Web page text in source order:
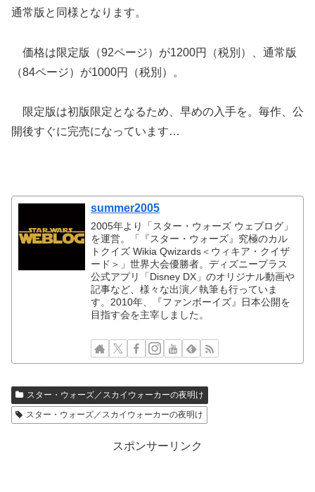
通常版と同様となります。
価格は限定版（92ページ）が1200円（税別）、通常版
（84ページ）が1000円（税別）。
限定版は初版限定となるため、早めの入手を。毎作、公
開後すぐに完売になっています…
summer2005
2005年より「スター・ウォーズ ウェブログ」
を運営。「『スター・ウォーズ』究極のカル
トクイズ Wikia Qwizards＜ウィキア・クイザ
ード＞」世界大会優勝者。ディズニープラス
公式アプリ「Disney DX」のオリジナル動画や
記事など、様々な出演／執筆も行っていま
す。2010年、『ファンボーイズ』日本公開を
目指す会を主宰しました。
スター・ウォーズ／スカイウォーカーの夜明け
スター・ウォーズ／スカイウォーカーの夜明け
スポンサーリンク